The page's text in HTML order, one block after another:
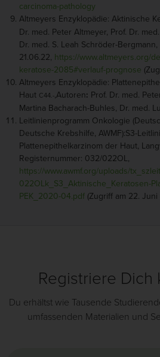
carcinoma-pathology
Altmeyers Enzyklopädie: Aktinische
Dr. med. Peter Altmeyer, Prof. Dr.
Dr. med. S. Leah Schröder-
21.06.22, https://www.altmeyers.org/
keratose-2085#verlauf-prognose
Altmeyers Enzyklopädie:
Haut C44.-,Autoren: Prof. Dr. med.
Martina Bacharach-Buhles, Dr. med.
Leitlinienprogramm Onkologie
Deutsche Krebshilfe, AWMF):S3-
Plattenepithelkarzinom der Haut,
Registernummer: 032/022OL,
https://www.awmf.org/uploads/
022OLk_S3_Aktinische_Keratosen-
PEK_2020-04.pdf (Zugriff am 22. Juni
Registriere Dich
Du erhältst wie Tausende
umfassenden Materialien und